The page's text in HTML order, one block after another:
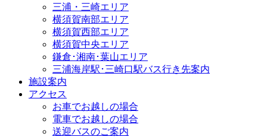
三浦・三崎エリア
横須賀南部エリア
横須賀西部エリア
横須賀中央エリア
鎌倉･湘南･葉山エリア
三浦海岸駅･三崎口駅バス行き先案内
施設案内
アクセス
お車でお越しの場合
電車でお越しの場合
送迎バスのご案内